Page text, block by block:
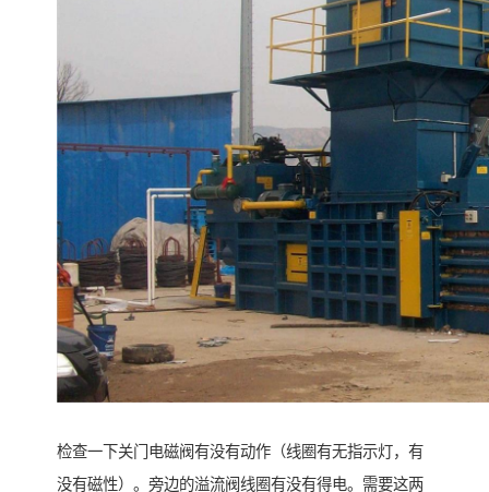
检查一下关门电磁阀有没有动作（线圈有无指示灯，有
没有磁性）。旁边的溢流阀线圈有没有得电。需要这两